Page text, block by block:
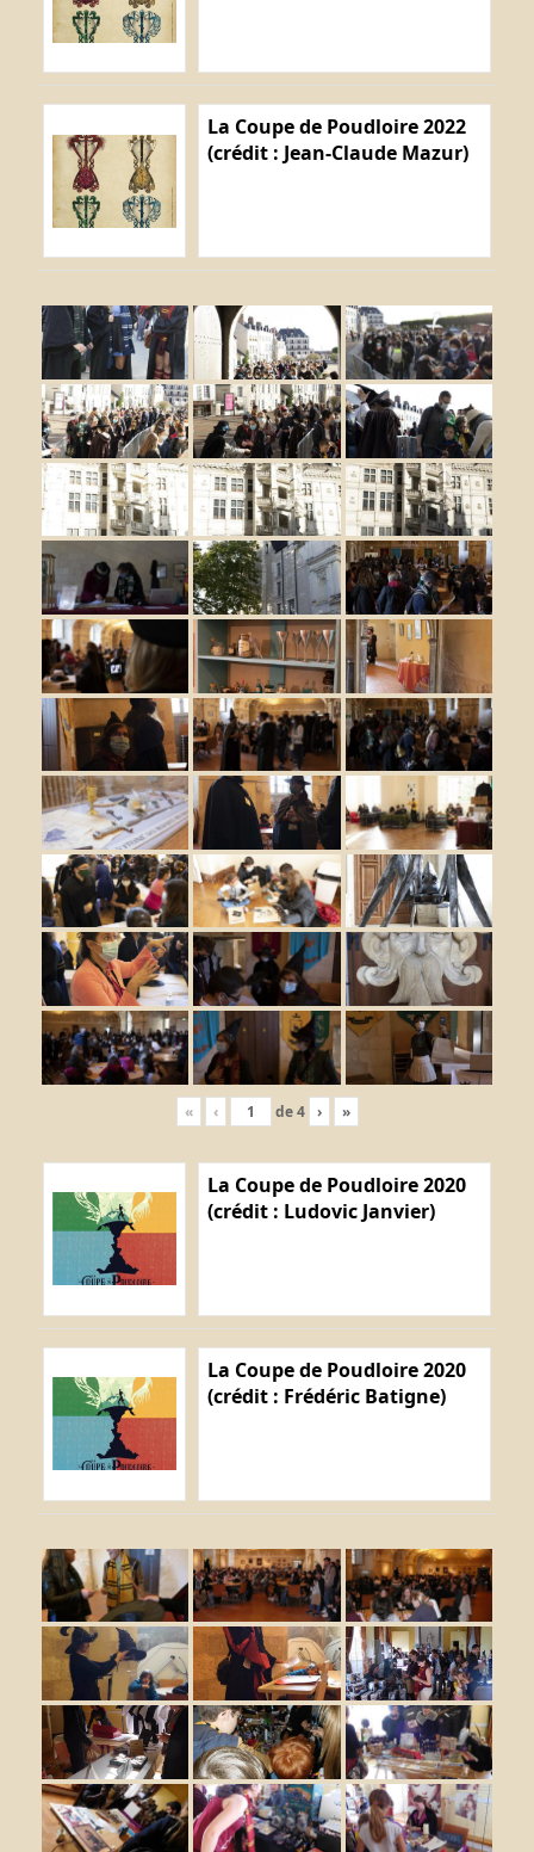
La Coupe de Poudloire 2022
(crédit : Jean-Claude Mazur)
« ‹ de4 › »
La Coupe de Poudloire 2020
(crédit : Ludovic Janvier)
La Coupe de Poudloire 2020
(crédit : Frédéric Batigne)